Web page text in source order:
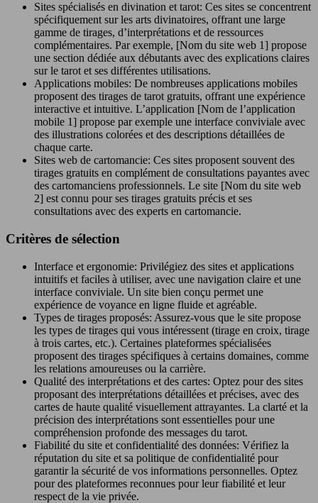
Sites spécialisés en divination et tarot: Ces sites se concentrent
spécifiquement sur les arts divinatoires, offrant une large
gamme de tirages, d’interprétations et de ressources
complémentaires. Par exemple, [Nom du site web 1] propose
une section dédiée aux débutants avec des explications claires
sur le tarot et ses différentes utilisations.
Applications mobiles: De nombreuses applications mobiles
proposent des tirages de tarot gratuits, offrant une expérience
interactive et intuitive. L’application [Nom de l’application
mobile 1] propose par exemple une interface conviviale avec
des illustrations colorées et des descriptions détaillées de
chaque carte.
Sites web de cartomancie: Ces sites proposent souvent des
tirages gratuits en complément de consultations payantes avec
des cartomanciens professionnels. Le site [Nom du site web
2] est connu pour ses tirages gratuits précis et ses
consultations avec des experts en cartomancie.
Critères de sélection
Interface et ergonomie: Privilégiez des sites et applications
intuitifs et faciles à utiliser, avec une navigation claire et une
interface conviviale. Un site bien conçu permet une
expérience de voyance en ligne fluide et agréable.
Types de tirages proposés: Assurez-vous que le site propose
les types de tirages qui vous intéressent (tirage en croix, tirage
à trois cartes, etc.). Certaines plateformes spécialisées
proposent des tirages spécifiques à certains domaines, comme
les relations amoureuses ou la carrière.
Qualité des interprétations et des cartes: Optez pour des sites
proposant des interprétations détaillées et précises, avec des
cartes de haute qualité visuellement attrayantes. La clarté et la
précision des interprétations sont essentielles pour une
compréhension profonde des messages du tarot.
Fiabilité du site et confidentialité des données: Vérifiez la
réputation du site et sa politique de confidentialité pour
garantir la sécurité de vos informations personnelles. Optez
pour des plateformes reconnues pour leur fiabilité et leur
respect de la vie privée.